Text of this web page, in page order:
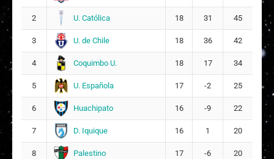
M
2 U. Católica 18 31 45
3 U. de Chile 18 36 42
4 Coquimbo U. 18 17 34
5 U. Española 17 -2 25
6 Huachipato 16 -9 22
7 D. Iquique 16 1 20
8 Palestino 17 -6 20